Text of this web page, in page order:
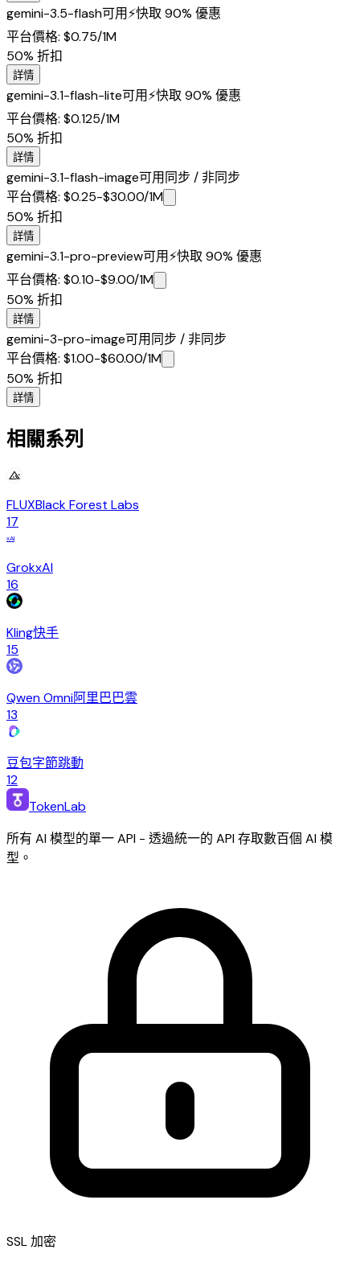
gemini-3.5-flash可用⚡快取 90% 優惠
平台價格: $0.75/1M
50% 折扣
詳情
gemini-3.1-flash-lite可用⚡快取 90% 優惠
平台價格: $0.125/1M
50% 折扣
詳情
gemini-3.1-flash-image可用同步 / 非同步
平台價格: $0.25-$30.00/1M
50% 折扣
詳情
gemini-3.1-pro-preview可用⚡快取 90% 優惠
平台價格: $0.10-$9.00/1M
50% 折扣
詳情
gemini-3-pro-image可用同步 / 非同步
平台價格: $1.00-$60.00/1M
50% 折扣
詳情
相關系列
FLUXBlack Forest Labs
17
xAI
GrokxAI
16
Kling快手
15
Qwen Omni阿里巴巴雲
13
豆包字節跳動
12
TokenLab
所有 AI 模型的單一 API - 透過統一的 API 存取數百個 AI 模
型。
SSL 加密